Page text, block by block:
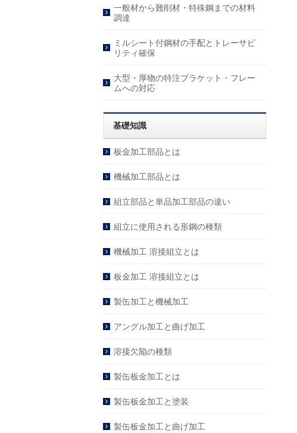
一般材から難削材・特殊鋼までの材料
調達
ミルシート付鋼材の手配とトレーサビ
リティ確保
大型・厚物の特注ブラケット・フレー
ムへの対応
基礎知識
板金加工部品とは
機械加工部品とは
組立部品と単品加工部品の違い
組立に使用される形鋼の種類
機械加工 溶接組立とは
板金加工 溶接組立とは
製缶加工と機械加工
アングル加工と曲げ加工
溶接欠陥の種類
製缶板金加工とは
製缶板金加工と塗装
製缶板金加工と曲げ加工